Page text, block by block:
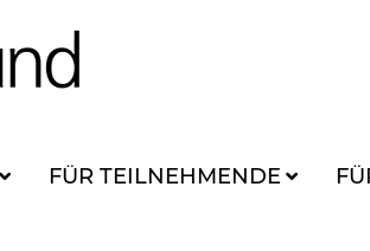
FÜR TEILNEHMENDE